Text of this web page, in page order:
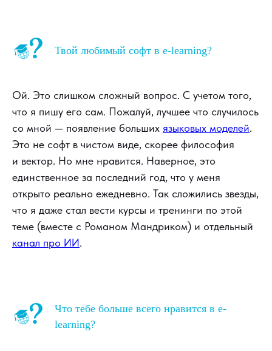
Твой любимый софт в e-learning?
Ой. Это слишком сложный вопрос. С учетом того,
что я пишу его сам. Пожалуй, лучшее что случилось
со мной — появление больших языковых моделей.
Это не софт в чистом виде, скорее философия
и вектор. Но мне нравится. Наверное, это
единственное за последний год, что у меня
открыто реально ежедневно. Так сложились звезды,
что я даже стал вести курсы и тренинги по этой
теме (вместе с Романом Мандриком) и отдельный
канал про ИИ.
Что тебе больше всего нравится в e-
learning?